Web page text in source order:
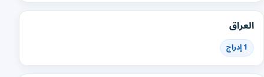
العراق
1 إدراج